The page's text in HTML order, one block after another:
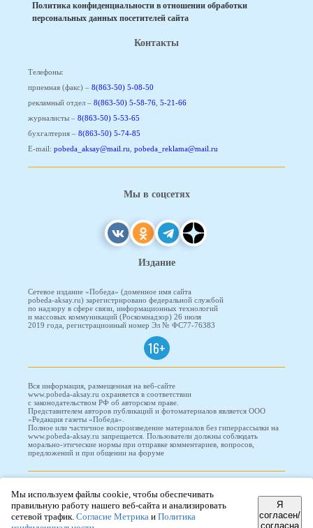
Политика конфиденциальности в отношении обработки
персональных данных посетителей сайта
Контакты
Телефоны:
приемная (факс) – 8(863-50) 5-08-50
рекламный отдел – 8(863-50) 5-58-76, 5-21-66
журналисты – 8(863-50) 5-53-65
бухгалтерия – 8(863-50) 5-74-85
E-mail: pobeda_aksay@mail.ru, pobeda_reklama@mail.ru
Мы в соцсетях
Издание
Сетевое издание «Победа» (доменное имя сайта
pobeda-aksay.ru) зарегистрировано федеральной службой
по надзору в сфере связи, информационных технологий
и массовых коммуникаций (Роскомнадзор) 26 июля
2019 года, регистрационный номер Эл № ФС77-76383
16+
Вся информация, размещенная на веб-сайте
www.pobeda-aksay.ru охраняется в соответствии
с законодательством РФ об авторском праве.
Представителем авторов публикаций и фотоматериалов является ООО
«Редакция газеты «Победа».
Полное или частичное воспроизведение материалов без гиперрассылки на
www.pobeda-aksay.ru запрещается. Пользователи должны соблюдать
морально-этические нормы при отправке комментариев, вопросов,
предложений и при общении на форуме
ООО "Проводник"
Мы используем файлы cookie, чтобы обеспечивать
правильную работу нашего веб-сайта и анализировать
сетевой трафик. Согласие Метрика и Политика
Я
согласен/
согласна